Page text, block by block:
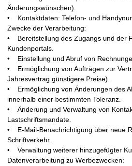
Änderungswünschen).
• Kontaktdaten: Telefon- und
Zwecke der Verarbeitung:
• Bereitstellung des Zugangs und der
Kundenportals.
• Einstellung und Abruf von
• Ermöglichung von Aufträgen zur
Jahresvertrag günstigere Preise).
• Ermöglichung von Änderungen des
innerhalb einer bestimmten Toleranz.
• Änderung und Verwaltung von
Lastschriftsmandate.
• E-Mail-Benachrichtigung über neue
Schriftverkehr.
• Verwaltung weiterer hinzugefügter
Datenverarbeitung zu Werbezwecken: